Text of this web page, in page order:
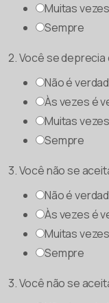
Muitas
Sempre
2. Você se
Não é
Às vezes é
Muitas
Sempre
3. Você não se
Não é
Às vezes é
Muitas
Sempre
3. Você não se